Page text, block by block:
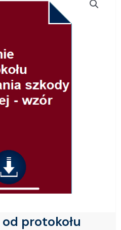
protokołu